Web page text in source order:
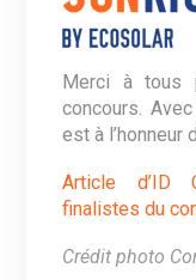
Merci à tous
concours.
est à l’honneur
Article d’ID
finalistes du
Crédit photo